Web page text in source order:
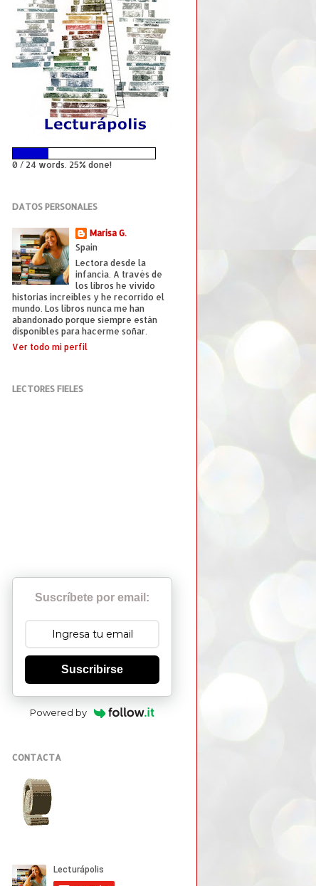
0 / 24 words. 25% done!
DATOS PERSONALES
Marisa G.
Spain
Lectora desde la
infancia. A través de
los libros he vivido
historias increíbles y he recorrido el
mundo. Los libros nunca me han
abandonado porque siempre están
disponibles para hacerme soñar.
Ver todo mi perfil
LECTORES FIELES
Suscríbete por email:
Suscribirse
Powered by
CONTACTA